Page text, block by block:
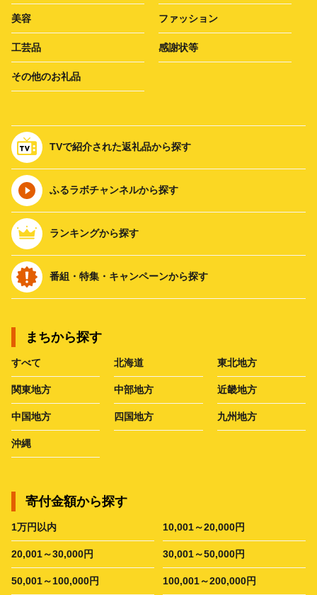
美容 ファッション
工芸品 感謝状等
その他のお礼品
TVで紹介された返礼品から探す
ふるラボチャンネルから探す
ランキングから探す
番組・特集・キャンペーンから探す
まちから探す
すべて 北海道 東北地方
関東地方 中部地方 近畿地方
中国地方 四国地方 九州地方
沖縄
寄付金額から探す
1万円以内 10,001～20,000円
20,001～30,000円 30,001～50,000円
50,001～100,000円 100,001～200,000円